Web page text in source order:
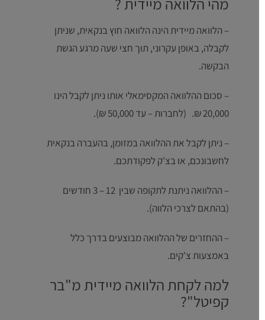
– הלוואה מיידית הינה הלוואה חוץ בנקאית, שניתן
לקבלה, באופן עקרוני, תוך חצי שעה מרגע הגשת
הבקשה.
– סכום ההלוואה המקסימאלי אותו ניתן לקבל הינו
20,000 ₪. (לחברות – עד 50,000 ₪).
– ניתן לקבל את ההלוואה במזומן, בהעברה בנקאית
לחשבונכם, או בצ'ק לפקודתכם.
– ההלוואה ניתנת לתקופה שבין 12 – 3 חודשים
(בהתאם לצרכי הלווה).
– ההחזרים של ההלוואה מבוצעים בדרך כלל
באמצעות צ'קים.
למה לקחת הלוואה מיידית מ"בר
קפיטל"?